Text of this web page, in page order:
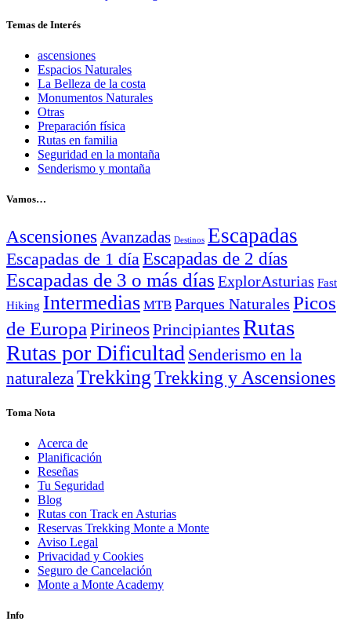
Temas de Interés
ascensiones
Espacios Naturales
La Belleza de la costa
Monumentos Naturales
Otras
Preparación física
Rutas en familia
Seguridad en la montaña
Senderismo y montaña
Vamos…
Ascensiones Avanzadas Destinos Escapadas
Escapadas de 1 día Escapadas de 2 días
Escapadas de 3 o más días ExplorAsturias Fast
Hiking Intermedias MTB Parques Naturales Picos
de EuropaPirineos PrincipiantesRutas
Rutas por Dificultad Senderismo en la
naturaleza TrekkingTrekking y Ascensiones
Toma Nota
Acerca de
Planificación
Reseñas
Tu Seguridad
Blog
Rutas con Track en Asturias
Reservas Trekking Monte a Monte
Aviso Legal
Privacidad y Cookies
Seguro de Cancelación
Monte a Monte Academy
Info